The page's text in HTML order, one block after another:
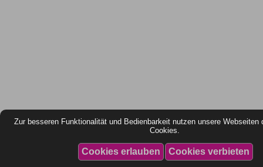
Zur besseren Funktionalität und Bedienbarkeit nutzen unsere Webseiten
Cookies.